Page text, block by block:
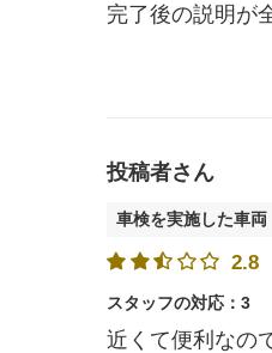
完了後の説明が
投稿者さん
車検を実施した車
2.8
スタッフの対応：3
近くて便利なの